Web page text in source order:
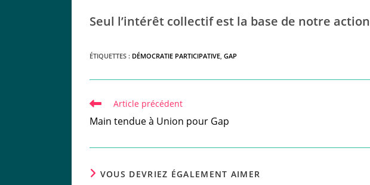
Seul l’intérêt collectif est la base de notre action
ÉTIQUETTES : DÉMOCRATIE PARTICIPATIVE, GAP
Read
articles
Article précédent
Main tendue à Union pour Gap
VOUS DEVRIEZ ÉGALEMENT AIMER